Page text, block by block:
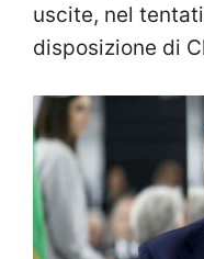
uscite, nel
disposizione di